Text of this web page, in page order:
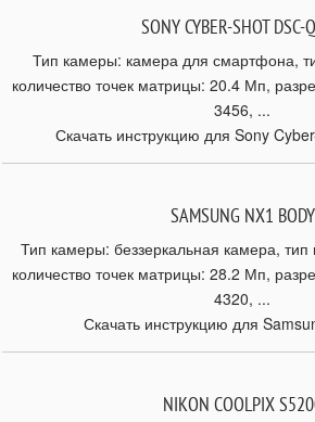
SONY CYBER-SHOT DSC-
Тип камеры: камера для смартфона,
количество точек матрицы: 20.4 Мп,
3456, ...
Скачать инструкцию для Sony
SAMSUNG NX1 BODY
Тип камеры: беззеркальная камера,
количество точек матрицы: 28.2 Мп,
4320, ...
Скачать инструкцию для
NIKON COOLPIX